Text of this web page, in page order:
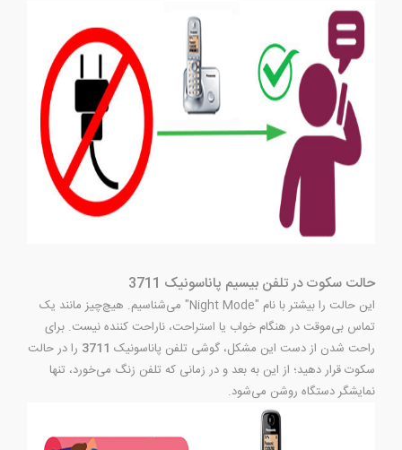
حالت سکوت در تلفن بیسیم پاناسونیک 3711
این حالت را بیشتر با نام "Night Mode" می‌شناسیم. هیچ‌چیز مانند یک
تماس بی‌موقت در هنگام خواب یا استراحت، ناراحت کننده نیست. برای
راحت شدن از دست این مشکل، گوشی تلفن پاناسونیک 3711 را در حالت
سکوت قرار دهید؛ از این به بعد و در زمانی که تلفن زنگ می‌خورد، تنها
نمایشگر دستگاه روشن می‌شود.